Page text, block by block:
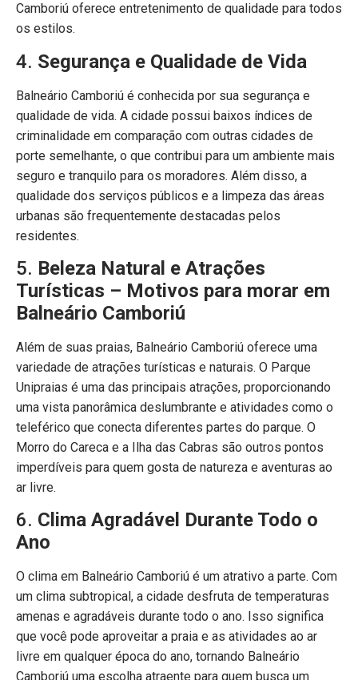
Camboriú oferece entretenimento de qualidade para todos
os estilos.
4. Segurança e Qualidade de Vida
Balneário Camboriú é conhecida por sua segurança e
qualidade de vida. A cidade possui baixos índices de
criminalidade em comparação com outras cidades de
porte semelhante, o que contribui para um ambiente mais
seguro e tranquilo para os moradores. Além disso, a
qualidade dos serviços públicos e a limpeza das áreas
urbanas são frequentemente destacadas pelos
residentes.
5. Beleza Natural e Atrações
Turísticas – Motivos para morar em
Balneário Camboriú
Além de suas praias, Balneário Camboriú oferece uma
variedade de atrações turísticas e naturais. O Parque
Unipraias é uma das principais atrações, proporcionando
uma vista panorâmica deslumbrante e atividades como o
teleférico que conecta diferentes partes do parque. O
Morro do Careca e a Ilha das Cabras são outros pontos
imperdíveis para quem gosta de natureza e aventuras ao
ar livre.
6. Clima Agradável Durante Todo o
Ano
O clima em Balneário Camboriú é um atrativo a parte. Com
um clima subtropical, a cidade desfruta de temperaturas
amenas e agradáveis durante todo o ano. Isso significa
que você pode aproveitar a praia e as atividades ao ar
livre em qualquer época do ano, tornando Balneário
Camboriú uma escolha atraente para quem busca um